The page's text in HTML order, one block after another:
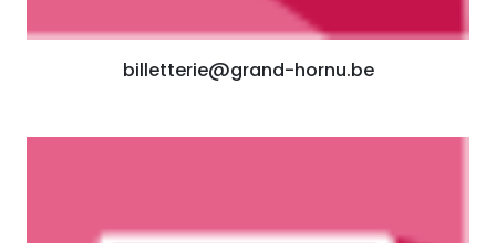
billetterie@grand-hornu.be